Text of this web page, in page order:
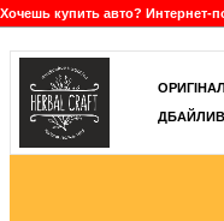
Хочешь купить авто? Интернет-
]